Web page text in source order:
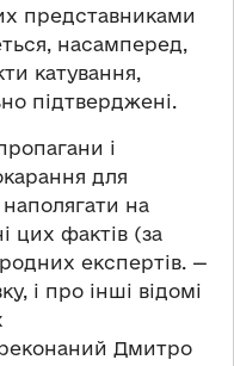
представниками
насамперед,
катування,
підтверджені.
і
для
на
цих фактів (за
експертів. —
і про інші відомі
Дмитро